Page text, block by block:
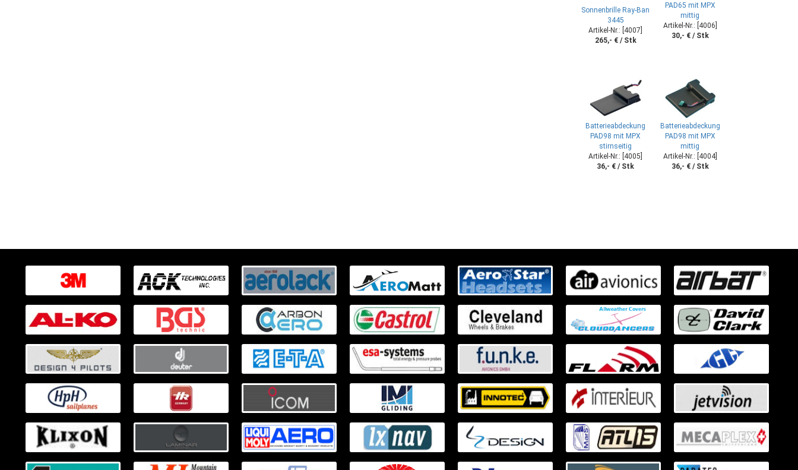
Sonnenbrille Ray-Ban
3445
Artikel-Nr.: [4007]
265,- € / Stk
PAD65 mit MPX
mittig
Artikel-Nr.: [4006]
30,- € / Stk
Batterieabdeckung
PAD98 mit MPX
stirnseitig
Artikel-Nr.: [4005]
36,- € / Stk
Batterieabdeckung
PAD98 mit MPX
mittig
Artikel-Nr.: [4004]
36,- € / Stk